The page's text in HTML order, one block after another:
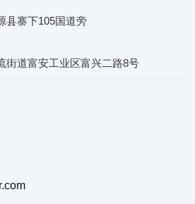
县寨下105国道旁
街道富安工业区富兴二路8号